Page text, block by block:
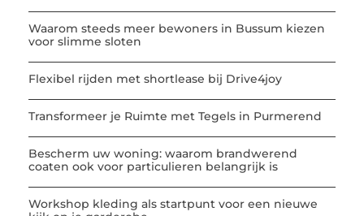
Waarom steeds meer bewoners in Bussum kiezen
voor slimme sloten
Flexibel rijden met shortlease bij Drive4joy
Transformeer je Ruimte met Tegels in Purmerend
Bescherm uw woning: waarom brandwerend
coaten ook voor particulieren belangrijk is
Workshop kleding als startpunt voor een nieuwe